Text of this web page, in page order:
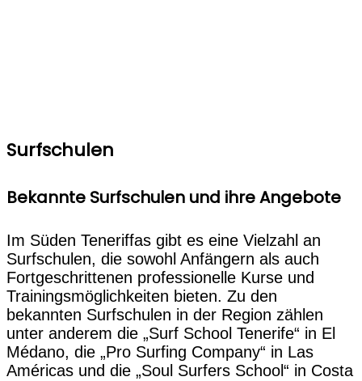
Surfschulen
Bekannte Surfschulen und ihre Angebote
Im Süden Teneriffas gibt es eine Vielzahl an
Surfschulen, die sowohl Anfängern als auch
Fortgeschrittenen professionelle Kurse und
Trainingsmöglichkeiten bieten. Zu den
bekannten Surfschulen in der Region zählen
unter anderem die „Surf School Tenerife“ in El
Médano, die „Pro Surfing Company“ in Las
Américas und die „Soul Surfers School“ in Costa